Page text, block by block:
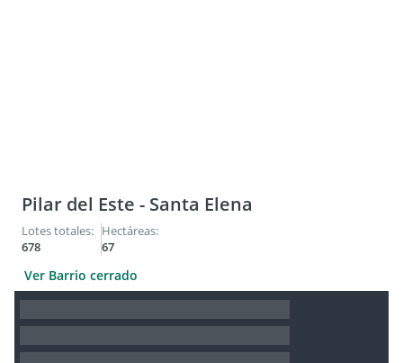
Pilar del Este - Santa Elena
Lotes totales:
678
Hectáreas:
67
Ver Barrio cerrado